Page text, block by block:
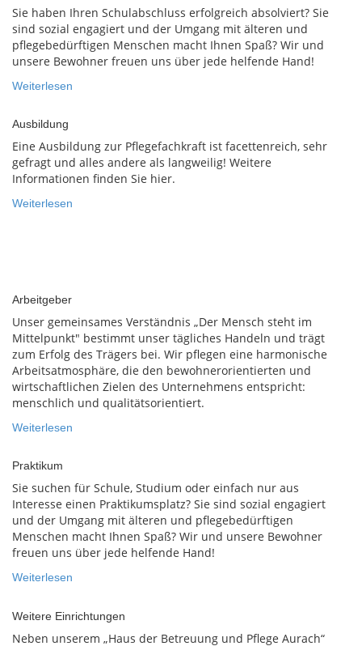
Sie haben Ihren Schulabschluss erfolgreich absolviert? Sie
sind sozial engagiert und der Umgang mit älteren und
pflegebedürftigen Menschen macht Ihnen Spaß? Wir und
unsere Bewohner freuen uns über jede helfende Hand!
Weiterlesen
Ausbildung
Eine Ausbildung zur Pflegefachkraft ist facettenreich, sehr
gefragt und alles andere als langweilig! Weitere
Informationen finden Sie hier.
Weiterlesen
Arbeitgeber
Unser gemeinsames Verständnis „Der Mensch steht im
Mittelpunkt" bestimmt unser tägliches Handeln und trägt
zum Erfolg des Trägers bei. Wir pflegen eine harmonische
Arbeitsatmosphäre, die den bewohnerorientierten und
wirtschaftlichen Zielen des Unternehmens entspricht:
menschlich und qualitätsorientiert.
Weiterlesen
Praktikum
Sie suchen für Schule, Studium oder einfach nur aus
Interesse einen Praktikumsplatz? Sie sind sozial engagiert
und der Umgang mit älteren und pflegebedürftigen
Menschen macht Ihnen Spaß? Wir und unsere Bewohner
freuen uns über jede helfende Hand!
Weiterlesen
Weitere Einrichtungen
Neben unserem „Haus der Betreuung und Pflege Aurach“